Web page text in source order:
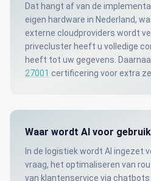
Dat hangt af van de
eigen hardware in Nederland,
externe cloudproviders wordt
privecluster heeft u volledige
heeft tot uw gegevens.
27001 certificering voor extra
Waar wordt AI voor
In de logistiek wordt AI ingezet
vraag, het optimaliseren van
van klantenservice via